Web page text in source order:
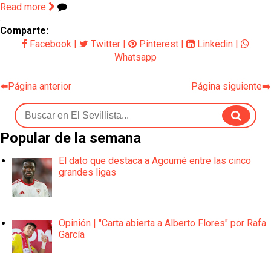
Read more
Comparte:
Facebook | Twitter | Pinterest | Linkedin |
Whatsapp
⬅️Página anterior Página siguiente➡️
Popular de la semana
El dato que destaca a Agoumé entre las cinco
grandes ligas
Opinión | "Carta abierta a Alberto Flores" por Rafa
García